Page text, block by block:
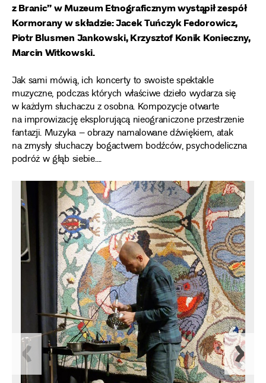
z Branic” w Muzeum Etnograficznym wystąpił zespół
Kormorany w składzie: Jacek Tuńczyk Fedorowicz,
Piotr Blusmen Jankowski, Krzysztof Konik Konieczny,
Marcin Witkowski.
Jak sami mówią, ich koncerty to swoiste spektakle
muzyczne, podczas których właściwe dzieło wydarza się
w każdym słuchaczu z osobna. Kompozycje otwarte
na improwizację eksplorującą nieograniczone przestrzenie
fantazji. Muzyka – obrazy namalowane dźwiękiem, atak
na zmysły słuchaczy bogactwem bodźców, psychodeliczna
podróż w głąb siebie….